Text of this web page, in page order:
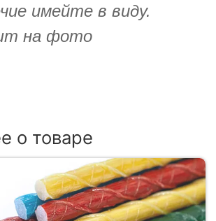
имейте в виду.
на фото
о товаре